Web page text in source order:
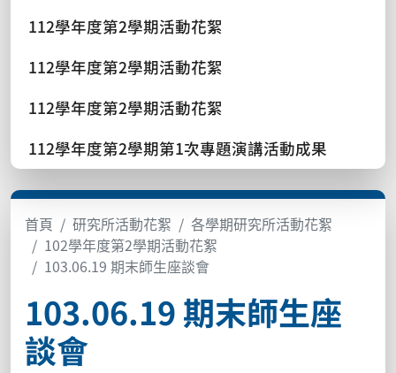
112學年度第2學期活動花絮
112學年度第2學期活動花絮
112學年度第2學期活動花絮
112學年度第2學期第1次專題演講活動成果
首頁 研究所活動花絮
各學期研究所活動花絮
102學年度第2學期活動花絮
103.06.19 期末師生座談會
103.06.19 期末師生座
談會